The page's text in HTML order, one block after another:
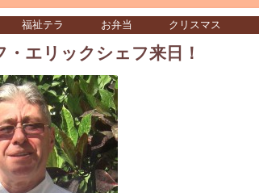
福祉テラ お弁当 クリスマス
エリックシェフ来日！